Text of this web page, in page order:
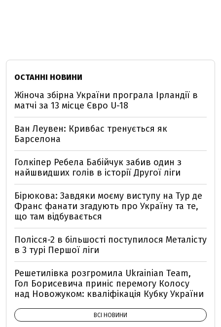
ОСТАННІ НОВИНИ
Жіноча збірна України програла Ірландії в
матчі за 13 місце Євро U-18
Ван Леувен: Кривбас тренується як
Барселона
Голкіпер Ребела Бабійчук забив один з
найшвидших голів в історії Другої ліги
Бірюкова: Завдяки моєму виступу на Тур де
Франс фанати згадують про Україну та те,
що там відбувається
Полісся-2 в більшості поступилося Металісту
в 3 турі Першої ліги
Решетилівка розгромила Ukrainian Team,
Гол Борисевича приніс перемогу Колосу
над Новожуком: кваліфікація Кубку України
ВСІ НОВИНИ